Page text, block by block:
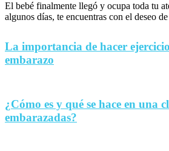
El bebé finalmente llegó y ocupa toda tu
algunos días, te encuentras con el deseo
La importancia de hacer
embarazo
¿Cómo es y qué se hace en una
embarazadas?